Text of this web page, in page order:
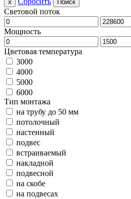
x Поиск
Световой поток
Мощность
Цветовая температура
3000
4000
5000
6000
Тип монтажа
на трубу до 50 мм
потолочный
настенный
подвес
встраиваемый
накладной
подвесной
на скобе
на подвесах